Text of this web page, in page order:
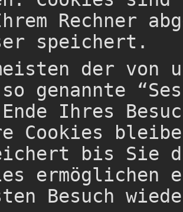
Rechner
speichert.
der von
genannte
Ende Ihres
Cookies
bis Sie
ermöglichen
Besuch